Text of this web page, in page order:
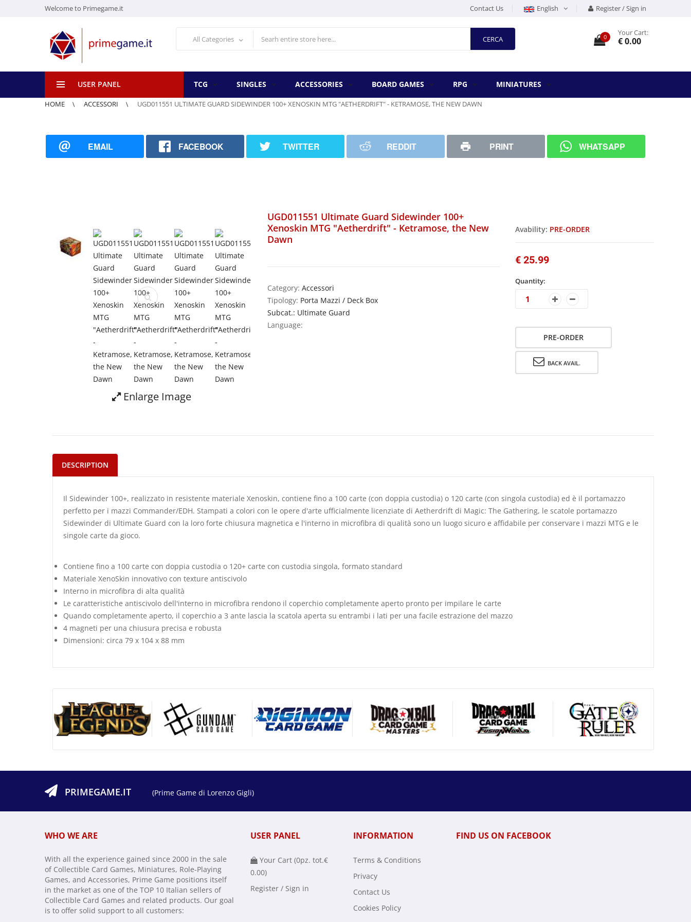
Welcome to Primegame.it Contact Us English Register / Sign in
All Categories CERCA 0 Your Cart:
€ 0.00
USER PANEL TCG SINGLES ACCESSORIES BOARD GAMES RPG MINIATURES
HOME ACCESSORI UGD011551 ULTIMATE GUARD SIDEWINDER 100+ XENOSKIN MTG "AETHERDRIFT" - KETRAMOSE, THE NEW DAWN
EMAIL FACEBOOK TWITTER REDDIT PRINT WHATSAPP
Enlarge Image
UGD011551 Ultimate Guard Sidewinder 100+
Xenoskin MTG "Aetherdrift" - Ketramose, the New
Dawn
Category: Accessori
Tipology: Porta Mazzi / Deck Box
Subcat.: Ultimate Guard
Language:
Avability: PRE-ORDER
€ 25.99
Quantity:
PRE-ORDER
BACK AVAIL.
DESCRIPTION
Il Sidewinder 100+, realizzato in resistente materiale Xenoskin, contiene fino a 100 carte (con doppia custodia) o 120 carte (con singola custodia) ed è il portamazzo
perfetto per i mazzi Commander/EDH. Stampati a colori con le opere d'arte ufficialmente licenziate di Aetherdrift di Magic: The Gathering, le scatole portamazzo
Sidewinder di Ultimate Guard con la loro forte chiusura magnetica e l'interno in microfibra di qualità sono un luogo sicuro e affidabile per conservare i mazzi MTG e le
singole carte da gioco.
Contiene fino a 100 carte con doppia custodia o 120+ carte con custodia singola, formato standard
Materiale XenoSkin innovativo con texture antiscivolo
Interno in microfibra di alta qualità
Le caratteristiche antiscivolo dell'interno in microfibra rendono il coperchio completamente aperto pronto per impilare le carte
Quando completamente aperto, il coperchio a 3 ante lascia la scatola aperta su entrambi i lati per una facile estrazione del mazzo
4 magneti per una chiusura precisa e robusta
Dimensioni: circa 79 x 104 x 88 mm
PRIMEGAME.IT (Prime Game di Lorenzo Gigli)
WHO WE ARE
With all the experience gained since 2000 in the sale
of Collectible Card Games, Miniatures, Role-Playing
Games, and Accessories, Prime Game positions itself
in the market as one of the TOP 10 Italian sellers of
Collectible Card Games and related products. Our goal
is to offer solid support to all customers:
USER PANEL
Your Cart (0pz. tot.€
0.00)
Register / Sign in
INFORMATION
Terms & Conditions
Privacy
Contact Us
Cookies Policy
FIND US ON FACEBOOK